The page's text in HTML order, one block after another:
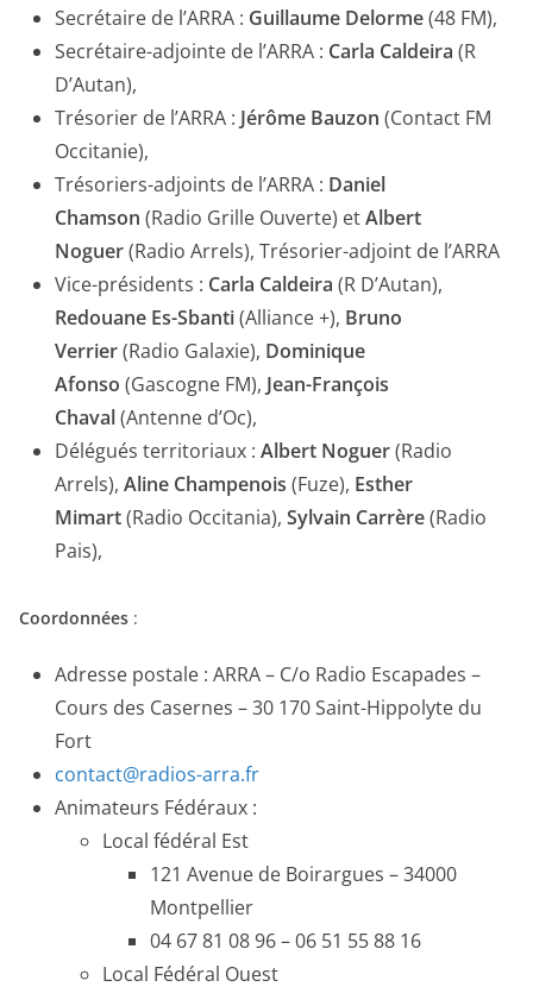
Secrétaire de l’ARRA : Guillaume Delorme(48 FM),
Secrétaire-adjointe de l’ARRA : Carla Caldeira (R
D’Autan),
Trésorier de l’ARRA : Jérôme Bauzon (Contact FM
Occitanie),
Trésoriers-adjoints de l’ARRA : Daniel
Chamson (Radio Grille Ouverte) etAlbert
Noguer(Radio Arrels), Trésorier-adjoint de l’ARRA
Vice-présidents : Carla Caldeira (R D’Autan),
Redouane Es-Sbanti(Alliance +), Bruno
Verrier(Radio Galaxie), Dominique
Afonso (Gascogne FM), Jean-François
Chaval(Antenne d’Oc),
Délégués territoriaux : Albert Noguer(Radio
Arrels), Aline Champenois (Fuze), Esther
Mimart(Radio Occitania), Sylvain Carrère(Radio
Pais),
Coordonnées :
Adresse postale : ARRA – C/o Radio Escapades –
Cours des Casernes – 30 170 Saint-Hippolyte du
Fort
contact@radios-arra.fr
Animateurs Fédéraux :
Local fédéral Est
121 Avenue de Boirargues – 34000
Montpellier
04 67 81 08 96 – 06 51 55 88 16
Local Fédéral Ouest